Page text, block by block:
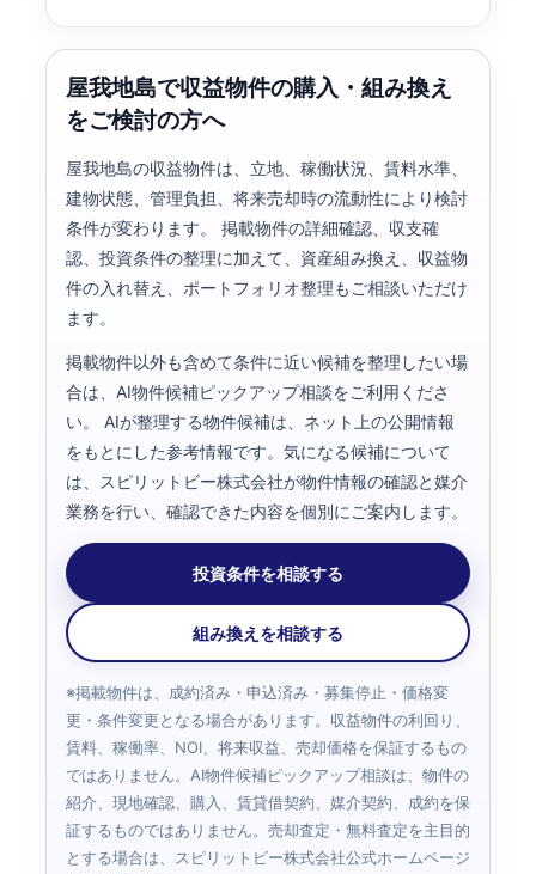
屋我地島で収益物件の購入・組み換え
をご検討の方へ
屋我地島の収益物件は、立地、稼働状況、賃料水準、
建物状態、管理負担、将来売却時の流動性により検討
条件が変わります。 掲載物件の詳細確認、収支確
認、投資条件の整理に加えて、資産組み換え、収益物
件の入れ替え、ポートフォリオ整理もご相談いただけ
ます。
掲載物件以外も含めて条件に近い候補を整理したい場
合は、AI物件候補ピックアップ相談をご利用くださ
い。 AIが整理する物件候補は、ネット上の公開情報
をもとにした参考情報です。気になる候補について
は、スピリットビー株式会社が物件情報の確認と媒介
業務を行い、確認できた内容を個別にご案内します。
投資条件を相談する
組み換えを相談する
※掲載物件は、成約済み・申込済み・募集停止・価格変
更・条件変更となる場合があります。収益物件の利回り、
賃料、稼働率、NOI、将来収益、売却価格を保証するもの
ではありません。AI物件候補ピックアップ相談は、物件の
紹介、現地確認、購入、賃貸借契約、媒介契約、成約を保
証するものではありません。売却査定・無料査定を主目的
とする場合は、スピリットビー株式会社公式ホームページ